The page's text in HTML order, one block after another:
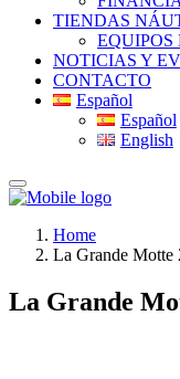
TIENDAS
EQUIPOS
NOTICIAS Y
CONTACTO
Español
Español
English
Home
La Grande Motte
La Grande